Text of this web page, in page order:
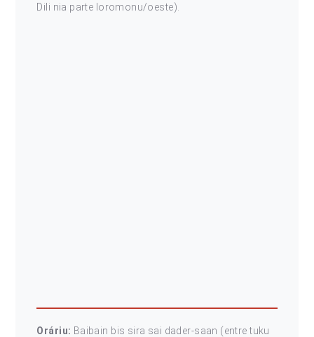
Dili nia parte loromonu/oeste).
Oráriu: Baibain bis sira sai dader-saan (entre tuku